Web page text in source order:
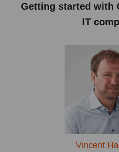
Getting started with
IT
Vincent